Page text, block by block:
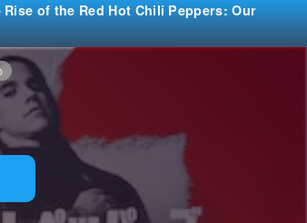
Rise of the Red Hot Chili Peppers: Our